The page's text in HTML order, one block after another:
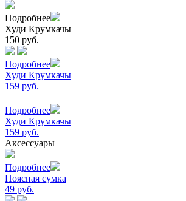
Подробнее
Худи Крумкачы
150 руб.
Подробнее
Худи Крумкачы
159 руб.
Подробнее
Худи Крумкачы
159 руб.
Аксессуары
Подробнее
Поясная сумка
49 руб.